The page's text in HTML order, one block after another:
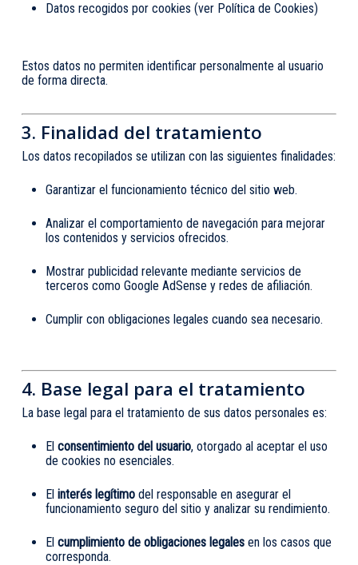
Datos recogidos por cookies (ver Política de Cookies)
Estos datos no permiten identificar personalmente al usuario
de forma directa.
3. Finalidad del tratamiento
Los datos recopilados se utilizan con las siguientes finalidades:
Garantizar el funcionamiento técnico del sitio web.
Analizar el comportamiento de navegación para mejorar
los contenidos y servicios ofrecidos.
Mostrar publicidad relevante mediante servicios de
terceros como Google AdSense y redes de afiliación.
Cumplir con obligaciones legales cuando sea necesario.
4. Base legal para el tratamiento
La base legal para el tratamiento de sus datos personales es:
El consentimiento del usuario, otorgado al aceptar el uso
de cookies no esenciales.
El interés legítimodel responsable en asegurar el
funcionamiento seguro del sitio y analizar su rendimiento.
El cumplimiento de obligaciones legalesen los casos que
corresponda.